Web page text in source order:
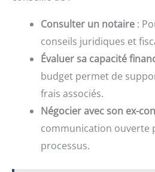
Consulter un notaire :
conseils juridiques et
Évaluer sa capacité
budget permet de
frais associés.
Négocier avec son ex-
communication ouverte
processus.